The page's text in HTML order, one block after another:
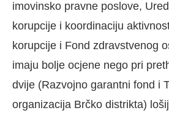
imovinsko pravne poslove,
korupcije i koordinaciju
korupcije i Fond zdravstvenog
imaju bolje ocjene nego pri
dvije (Razvojno garantni fond i
organizacija Brčko distrikta)